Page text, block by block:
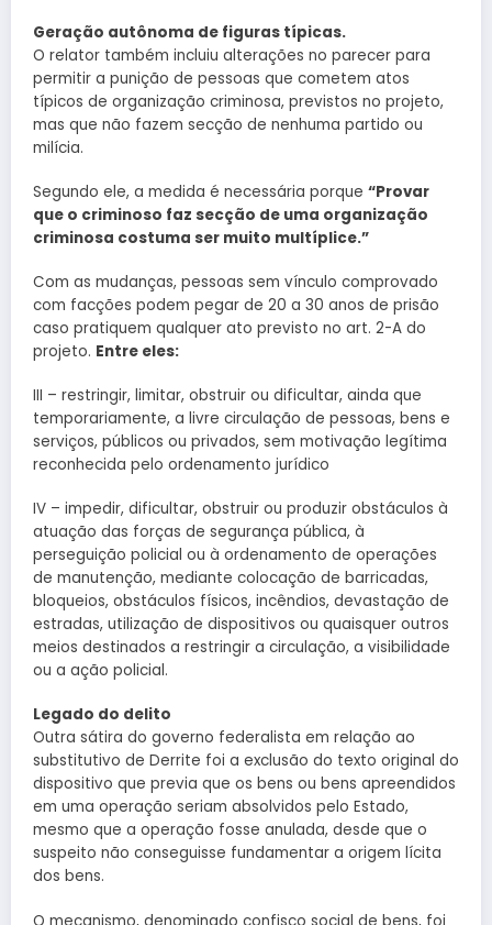
Geração autônoma de figuras típicas.
O relator também incluiu alterações no parecer para
permitir a punição de pessoas que cometem atos
típicos de organização criminosa, previstos no projeto,
mas que não fazem secção de nenhuma partido ou
milícia.
Segundo ele, a medida é necessária porque “Provar
que o criminoso faz secção de uma organização
criminosa costuma ser muito multíplice.”
Com as mudanças, pessoas sem vínculo comprovado
com facções podem pegar de 20 a 30 anos de prisão
caso pratiquem qualquer ato previsto no art. 2-A do
projeto. Entre eles:
III – restringir, limitar, obstruir ou dificultar, ainda que
temporariamente, a livre circulação de pessoas, bens e
serviços, públicos ou privados, sem motivação legítima
reconhecida pelo ordenamento jurídico
IV – impedir, dificultar, obstruir ou produzir obstáculos à
atuação das forças de segurança pública, à
perseguição policial ou à ordenamento de operações
de manutenção, mediante colocação de barricadas,
bloqueios, obstáculos físicos, incêndios, devastação de
estradas, utilização de dispositivos ou quaisquer outros
meios destinados a restringir a circulação, a visibilidade
ou a ação policial.
Legado do delito
Outra sátira do governo federalista em relação ao
substitutivo de Derrite foi a exclusão do texto original do
dispositivo que previa que os bens ou bens apreendidos
em uma operação seriam absolvidos pelo Estado,
mesmo que a operação fosse anulada, desde que o
suspeito não conseguisse fundamentar a origem lícita
dos bens.
O mecanismo, denominado confisco social de bens, foi